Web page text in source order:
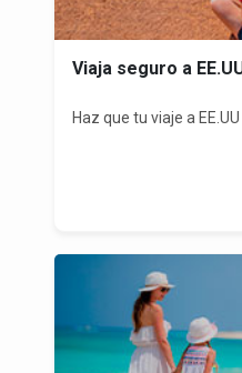
Viaja seguro a
Haz que tu viaje a